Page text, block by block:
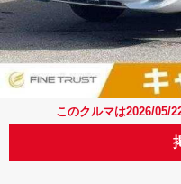
このクルマは2026/05/